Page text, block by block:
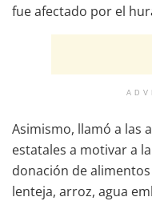
fue afectado por el
Asimismo, llamó a las
estatales a motivar a
donación de
lenteja, arroz, agua